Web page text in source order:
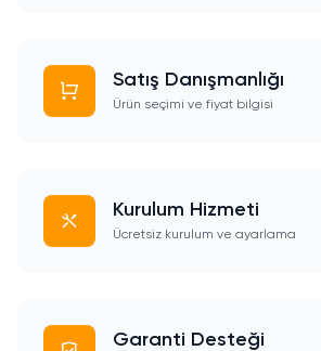
Satış Danışmanlığı
Ürün seçimi ve fiyat bilgisi
Kurulum Hizmeti
Ücretsiz kurulum ve ayarlama
Garanti Desteği